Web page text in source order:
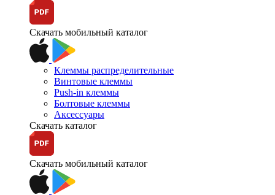
Скачать мобильный каталог
Клеммы распределительные
Винтовые клеммы
Push-in клеммы
Болтовые клеммы
Аксессуары
Скачать каталог
Скачать мобильный каталог